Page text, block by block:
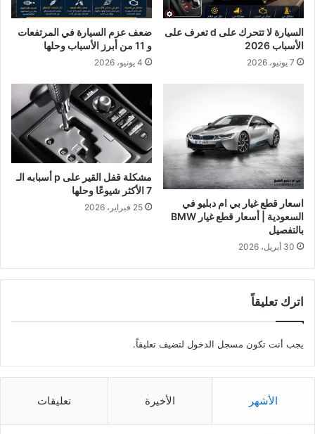
السيارة لا تتحرك على d تعرف على
الأسباب 2026
7 يونيو، 2026
ضعف عزم السيارة في المرتفعات
و 11 من أبرز الأسباب وحلها
4 يونيو، 2026
اسعار قطع غيار بي ام دبليو في
السعودية | أسعار قطع غيار BMW
بالتفصيل
30 أبريل، 2026
مشكلة قفل القير على p أسبابه الـ
7 الأكثر شيوعًا وحلها
25 فبراير، 2026
اترك تعليقاً
يجب أنت تكون مسجل الدخول لتضيف تعليقاً.
الأشهر الأخيرة تعليقات